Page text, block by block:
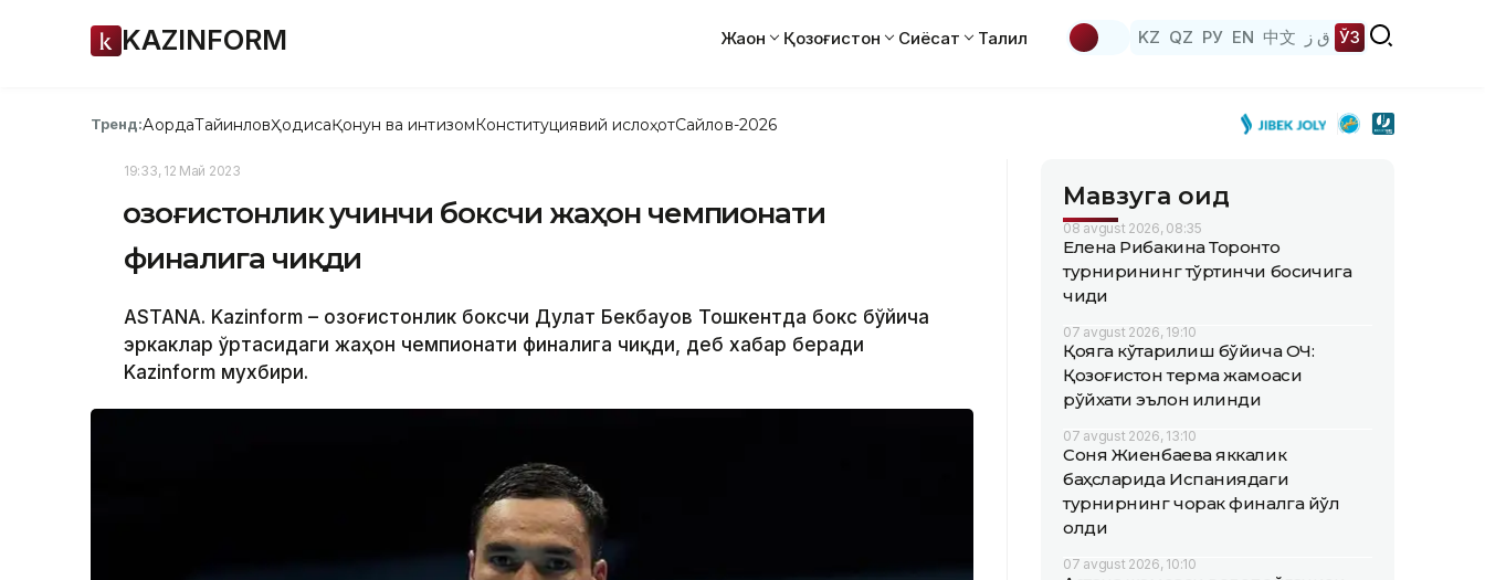
KAZINFORM Жаҳон Қозоғистон Сиёсат Таҳлил KZ QZ РУ EN 中文 ق ز ЎЗ
Тренд:АқордаТайинловҲодисаҚонун ва интизомКонституциявий ислоҳотСайлов-2026
19:33, 12 Май 2023
Қозоғистонлик учинчи боксчи жаҳон чемпионати
финалига чиқди
ASTANA. Kazinform – Қозоғистонлик боксчи Дулат Бекбауов Тошкентда бокс бўйича
эркаклар ўртасидаги жаҳон чемпионати финалига чиқди, деб хабар беради
Kazinform мухбири.
Мавзуга оид
08 avgust 2026, 08:35
Елена Рибакина Торонто
турнирининг тўртинчи босқичига
чиқди
07 avgust 2026, 19:10
Қояга кўтарилиш бўйича ОЧ:
Қозоғистон терма жамоаси
рўйхати эълон қилинди
07 avgust 2026, 13:10
Соня Жиенбаева яккалик
баҳсларида Испаниядаги
турнирнинг чорак финалга йўл
олди
07 avgust 2026, 10:10